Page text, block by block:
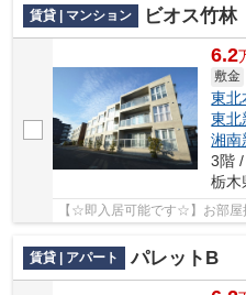
賃貸 | マンション ビオス竹林
6.2
敷金
東北
東北
湘南
3階
栃木
【☆即入居可能です☆】お部屋
賃貸 | アパート パレットB